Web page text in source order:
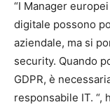
“I Manager
digitale possono
aziendale, ma si
security. Quando
GDPR, è
responsabile IT. “,